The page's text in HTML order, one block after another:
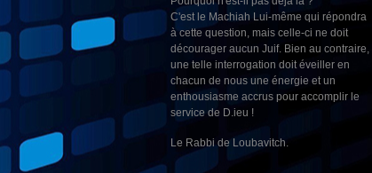
C'est le Machiah Lui-même qui répondra
à cette question, mais celle-ci ne doit
décourager aucun Juif. Bien au contraire,
une telle interrogation doit éveiller en
chacun de nous une énergie et un
enthousiasme accrus pour accomplir le
service de D.ieu !
Le Rabbi de Loubavitch.